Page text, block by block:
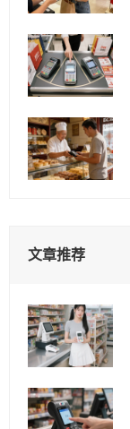
文章推荐